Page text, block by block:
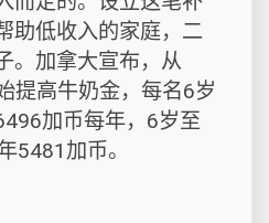
助低收入的家庭，二
。加拿大宣布，从
提高牛奶金，每名6岁
加币每年，6岁至
5481加币。